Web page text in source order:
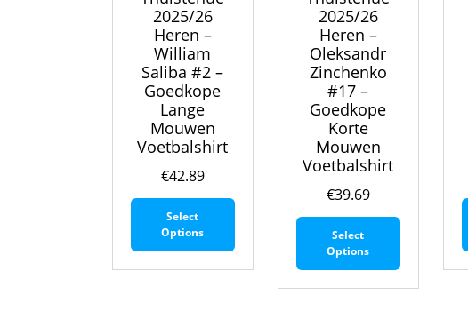
2025/26
Heren –
William
Saliba #2 –
Goedkope
Lange
Mouwen
Voetbalshirt
€42.89
Select
Options
Dit
2025/26
Heren –
Oleksandr
Zinchenko
#17 –
Goedkope
Korte
Mouwen
Voetbalshirt
€39.69
Select
Options
Dit